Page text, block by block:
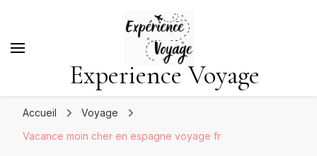
Experience Voyage
Accueil
Voyage
Vacance moin cher en espagne voyage fr